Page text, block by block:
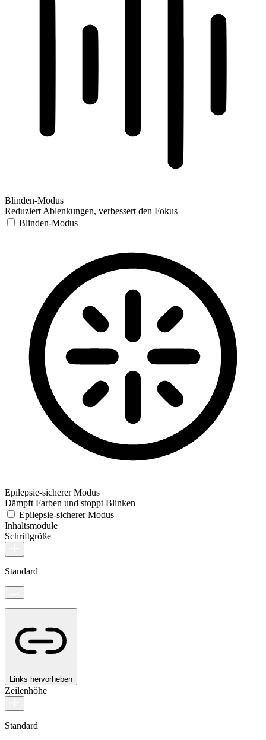
Blinden-Modus
Reduziert Ablenkungen, verbessert den Fokus
Blinden-Modus
Epilepsie-sicherer Modus
Dämpft Farben und stoppt Blinken
Epilepsie-sicherer Modus
Inhaltsmodule
Schriftgröße
Standard
Links hervorheben
Zeilenhöhe
Standard